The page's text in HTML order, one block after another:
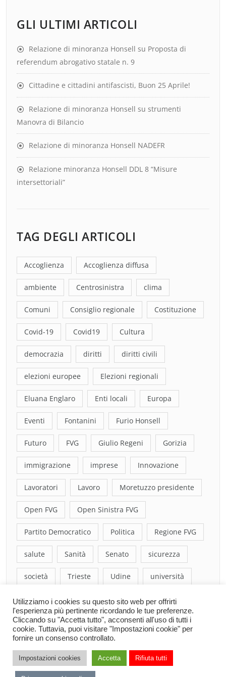
GLI ULTIMI ARTICOLI
Relazione di minoranza Honsell su Proposta di
referendum abrogativo statale n. 9
Cittadine e cittadini antifascisti, Buon 25 Aprile!
Relazione di minoranza Honsell su strumenti
Manovra di Bilancio
Relazione di minoranza Honsell NADEFR
Relazione minoranza Honsell DDL 8 “Misure
intersettoriali”
TAG DEGLI ARTICOLI
Accoglienza Accoglienza diffusa
ambiente Centrosinistra clima
Comuni Consiglio regionale Costituzione
Covid-19 Covid19 Cultura
democrazia diritti diritti civili
elezioni europee Elezioni regionali
Eluana Englaro Enti locali Europa
Eventi Fontanini Furio Honsell
Futuro FVG Giulio Regeni Gorizia
immigrazione imprese Innovazione
Lavoratori Lavoro Moretuzzo presidente
Open FVG Open Sinistra FVG
Partito Democratico Politica Regione FVG
salute Sanità Senato sicurezza
società Trieste Udine università
Utilizziamo i cookies su questo sito web per offrirti
l'esperienza più pertinente ricordando le tue preferenze.
Cliccando su "Accetta tutto", acconsenti all'uso di tutti i
cookie. Tuttavia, puoi visitare "Impostazioni cookie" per
fornire un consenso controllato.
Impostazioni cookies Accetta Rifiuta tutti